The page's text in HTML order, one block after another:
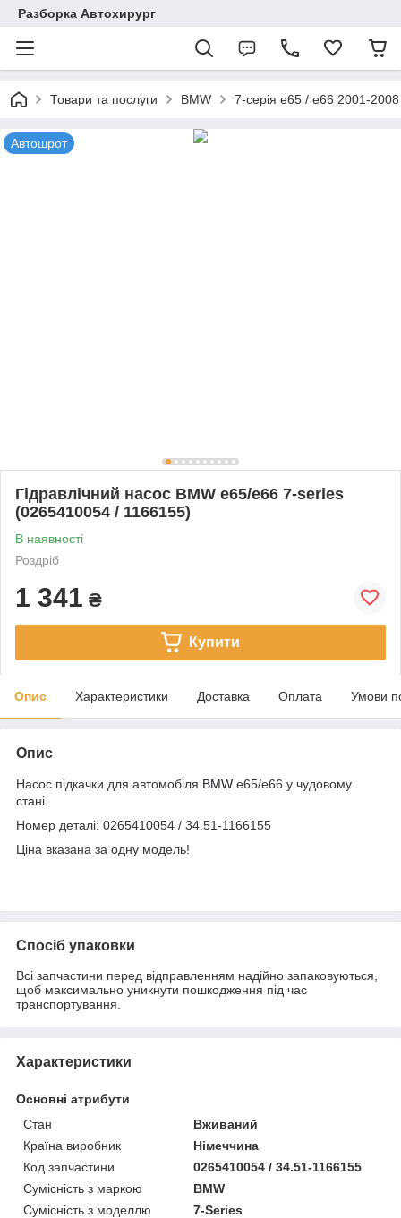
Разборка Автохирург
Товари та послуги BMW 7-серія e65 / e66 2001-2008
Автошрот
Гідравлічний насос BMW e65/e66 7-series
(0265410054 / 1166155)
В наявності
Роздріб
1 341 ₴
Купити
Опис Характеристики Доставка Оплата Умови
Опис
Насос підкачки для автомобіля BMW e65/e66 у чудовому
стані.
Номер деталі: 0265410054 / 34.51-1166155
Ціна вказана за одну модель!
Спосіб упаковки
Всі запчастини перед відправленням надійно запаковуються,
щоб максимально уникнути пошкодження під час
транспортування.
Характеристики
Основні атрибути
Стан
Вживаний
Країна виробник
Німеччина
Код запчастини
0265410054 / 34.51-1166155
Сумісність з маркою
BMW
Сумісність з моделлю
7-Series